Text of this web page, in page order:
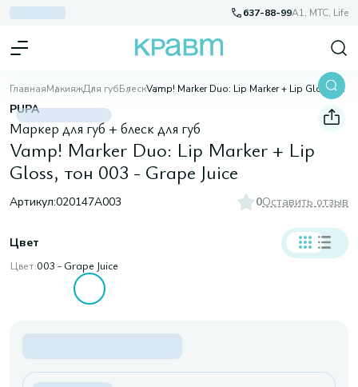
637-88-99A1, МТС, Life
ГлавнаяМакияжДля губБлеск Vamp! Marker Duo: Lip Marker + Lip Gloss, тон 003 - Grape Juice
PUPA
Маркер для губ + блеск для губ
Vamp! Marker Duo: Lip Marker + Lip
Gloss, тон 003 - Grape Juice
Артикул:020147A003 0Оставить отзыв
Цвет
Цвет:003 - Grape Juice